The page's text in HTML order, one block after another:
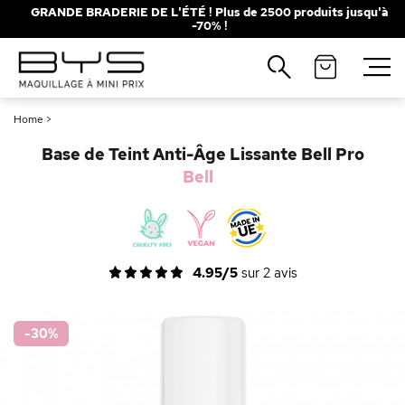
GRANDE BRADERIE DE L'ÉTÉ ! Plus de 2500 produits jusqu'à
-70% !
Home >
Base de Teint Anti-Âge Lissante Bell Pro
Bell
4.95/5sur 2avis
-30%
Fermer
Recherches populaires
Rouge à Lèvres